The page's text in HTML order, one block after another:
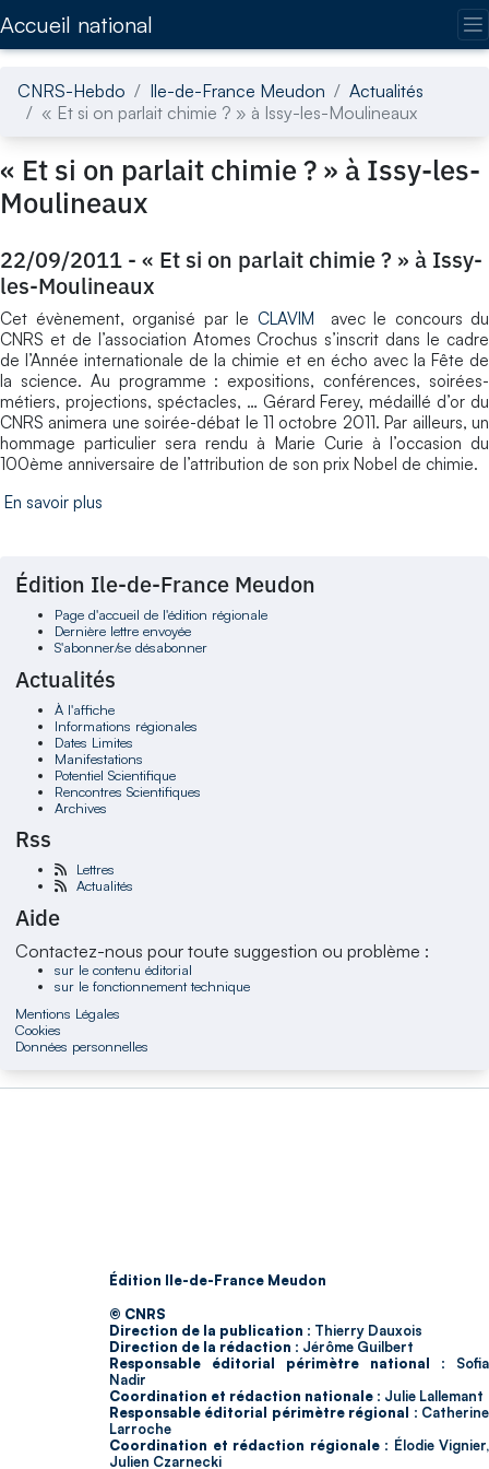
Accueil national
CNRS-Hebdo Ile-de-France Meudon
Actualités
« Et si on parlait chimie ? » à Issy-les-Moulineaux
« Et si on parlait chimie ? » à Issy-les-
Moulineaux
22/09/2011 - « Et si on parlait chimie ? » à Issy-
les-Moulineaux
Cet évènement, organisé par le CLAVIM avec le concours du
CNRS et de l’association Atomes Crochus s’inscrit dans le cadre
de l’Année internationale de la chimie et en écho avec la Fête de
la science. Au programme : expositions, conférences, soirées-
métiers, projections, spéctacles, … Gérard Ferey, médaillé d’or du
CNRS animera une soirée-débat le 11 octobre 2011. Par ailleurs, un
hommage particulier sera rendu à Marie Curie à l’occasion du
100ème anniversaire de l’attribution de son prix Nobel de chimie.
En savoir plus
Édition Ile-de-France Meudon
Page d'accueil de l'édition régionale
Dernière lettre envoyée
S'abonner/se désabonner
Actualités
À l'affiche
Informations régionales
Dates Limites
Manifestations
Potentiel Scientifique
Rencontres Scientifiques
Archives
Rss
Lettres
Actualités
Aide
Contactez-nous pour toute suggestion ou problème :
sur le contenu éditorial
sur le fonctionnement technique
Mentions Légales
Cookies
Données personnelles
Édition Ile-de-France Meudon
© CNRS
Direction de la publication : Thierry Dauxois
Direction de la rédaction : Jérôme Guilbert
Responsable éditorial périmètre national : Sofia
Nadir
Coordination et rédaction nationale : Julie Lallemant
Responsable éditorial périmètre régional : Catherine
Larroche
Coordination et rédaction régionale : Élodie Vignier,
Julien Czarnecki